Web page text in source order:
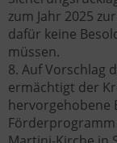
zum Jahr 2025
dafür keine
müssen.
8. Auf Vorschlag
ermächtigt der
hervorgehobene